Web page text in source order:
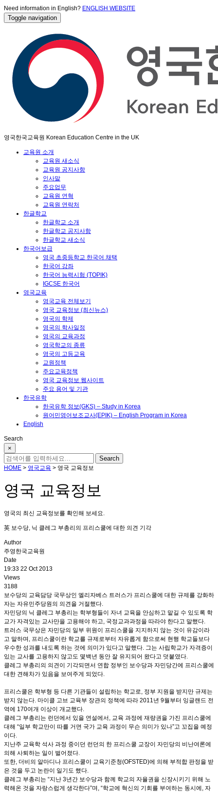
Need information in English? ENGLISH WEBSITE
Toggle navigation
영국한국교육원 Korean Education Centre in the UK
교육원 소개
교육원 새소식
교육원 공지사항
인사말
주요업무
교육원 연혁
교육원 연락처
한글학교
한글학교 소개
한글학교 공지사항
한글학교 새소식
한국어보급
영국 초중등학교 한국어 채택
한국어 강좌
한국어 능력시험 (TOPIK)
IGCSE 한국어
영국교육
영국교육 전체보기
영국 교육정보 (최신뉴스)
영국의 학제
영국의 학사일정
영국의 교육과정
영국학교의 종류
영국의 고등교육
교원정책
주요교육정책
영국 교육정보 웹사이트
주요 용어 및 기관
한국유학
한국유학 정보(GKS) – Study in Korea
원어민영어보조교사(EPIK) – English Program in Korea
English
Search
×
HOME > 영국교육 > 영국 교육정보
영국 교육정보
영국의 최신 교육정보를 확인해 보세요.
英 보수당, 닉 클레그 부총리의 프리스쿨에 대한 의견 기각
Author
주영한국교육원
Date
19:33 22 Oct 2013
Views
3188
보수당의 교육담당 국무상인 엘리자베스 트러스가 프리스쿨에 대한 규제를 강화하
자는 자유민주당원의 의견을 거절했다.
자민당의 닉 클레그 부총리는 학부형들이 자녀 교육을 안심하고 맡길 수 있도록 학
교가 자격있는 교사만을 고용해야 하고, 국정교과과정을 따라야 한다고 말했다.
트러스 국무상은 자민당의 일부 위원이 프리스쿨을 지지하지 않는 것이 유감이라
고 말하며, 프리스쿨이란 학교를 규제로부터 자유롭게 함으로써 현행 학교들보다
우수한 성과를 내도록 하는 것에 의미가 있다고 말했다. 그는 사립학교가 자격증이
있는 교사를 고용하지 않고도 몇백년 동안 잘 유지되어 왔다고 덧붙였다.
클레그 부총리의 의견이 기각되면서 연합 정부인 보수당과 자민당간에 프리스쿨에
대한 견해차가 있음을 보여주게 되었다.
프리스쿨은 학부형 등 다른 기관들이 설립하는 학교로, 정부 지원을 받지만 규제는
받지 않는다. 마이클 고브 교육부 장관의 정책에 따라 2011년 9월부터 잉글랜드 전
역에 170여개 이상이 개교했다.
클레그 부총리는 런던에서 있을 연설에서, 교육 과정에 재량권을 가진 프리스쿨에
대해 “일부 학교만이 따를 거면 국가 교육 과정이 무슨 의미가 있나”고 꼬집을 예정
이다.
지난주 교육학 석사 과정 중이던 런던의 한 프리스쿨 교장이 자민당의 비난여론에
의해 사퇴하는 일이 벌어졌다.
또한, 더비의 알마디나 프리스쿨이 교육기준청(OFSTED)에 의해 부적합 판정을 받
은 것을 두고 논란이 일기도 했다.
클레그 부총리는 “지난 3년간 보수당과 함께 학교의 자율권을 신장시키기 위해 노
력해온 것을 자랑스럽게 생각한다”며, “학교에 혁신의 기회를 부여하는 동시에, 자